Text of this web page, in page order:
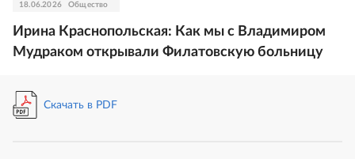
18.06.2026 Общество
Ирина Краснопольская: Как мы с Владимиром
Мудраком открывали Филатовскую больницу
Скачать в PDF